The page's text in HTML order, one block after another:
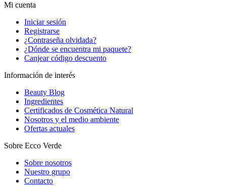
Mi cuenta
Iniciar sesión
Registrarse
¿Contraseña olvidada?
¿Dónde se encuentra mi paquete?
Canjear código descuento
Información de interés
Beauty Blog
Ingredientes
Certificados de Cosmética Natural
Nosotros y el medio ambiente
Ofertas actuales
Sobre Ecco Verde
Sobre nosotros
Nuestro grupo
Contacto